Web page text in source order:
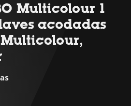
Multicolour 1
acodadas
Multicolour,